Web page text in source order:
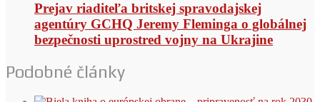
Prejav riaditeľa britskej spravodajskej
agentúry GCHQ Jeremy Fleminga o globálnej
bezpečnosti uprostred vojny na Ukrajine
Podobné články